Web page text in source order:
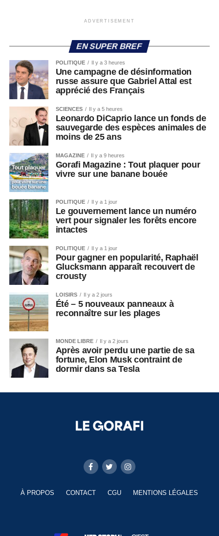
ADVERTISEMENT
EN SUPER BREF
POLITIQUE Il y a 3 heures
Une campagne de désinformation
russe assure que Gabriel Attal est
apprécié des Français
SCIENCES Il y a 5 heures
Leonardo DiCaprio lance un fonds de
sauvegarde des espèces animales de
moins de 25 ans
MAGAZINE Il y a 9 heures
Gorafi Magazine : Tout plaquer pour
vivre sur une banane bouée
POLITIQUE Il y a 1 jour
Le gouvernement lance un numéro
vert pour signaler les forêts encore
intactes
POLITIQUE Il y a 1 jour
Pour gagner en popularité, Raphaël
Glucksmann apparaît recouvert de
crousty
LOISIRS Il y a 2 jours
Été – 5 nouveaux panneaux à
reconnaître sur les plages
MONDE LIBRE Il y a 2 jours
Après avoir perdu une partie de sa
fortune, Elon Musk contraint de
dormir dans sa Tesla
À PROPOS CONTACT CGU MENTIONS LÉGALES